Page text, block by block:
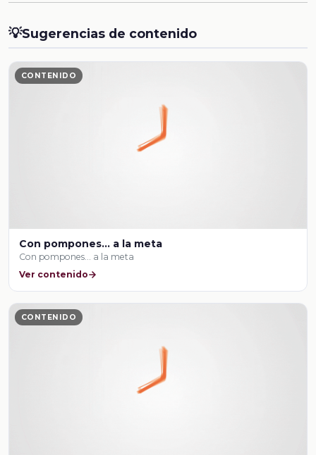
💡Sugerencias de contenido
CONTENIDO
Con pompones… a la meta
Con pompones… a la meta
Ver contenido
CONTENIDO